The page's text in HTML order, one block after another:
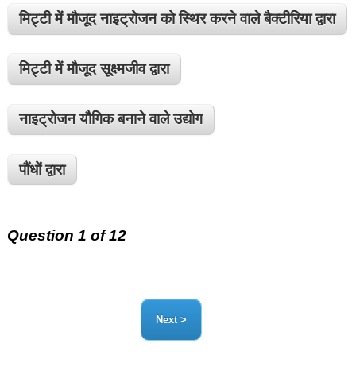
मिट्टी में मौजूद नाइट्रोजन को स्थिर करने वाले बैक्टीरिया द्वारा
मिट्टी में मौजूद सूक्ष्मजीव द्वारा
नाइट्रोजन यौगिक बनाने वाले उद्योग
पौंधों द्वारा
Question 1 of 12